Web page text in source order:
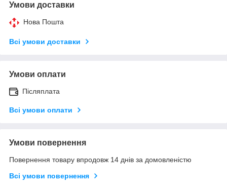
Умови доставки
Нова Пошта
Всі умови доставки
Умови оплати
Післяплата
Всі умови оплати
Умови повернення
Повернення товару впродовж 14 днів за домовленістю
Всі умови повернення